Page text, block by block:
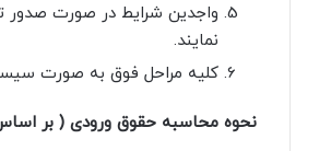
واجدین شرایط در صورت صدور
نمایند.
کلیه مراحل فوق به صورت
نحوه محاسبه حقوق ورودی ( بر